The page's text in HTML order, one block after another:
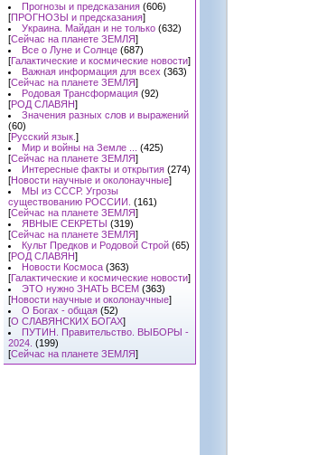
Прогнозы и предсказания (606)
[ПРОГНОЗЫ и предсказания]
Украина. Майдан и не только (632)
[Сейчас на планете ЗЕМЛЯ]
Все о Луне и Солнце (687)
[Галактические и космические новости]
Важная информация для всех (363)
[Сейчас на планете ЗЕМЛЯ]
Родовая Трансформация (92)
[РОД СЛАВЯН]
Значения разных слов и выражений
(60)
[Русский язык. ]
Мир и войны на Земле ...
(425)
[Сейчас на планете ЗЕМЛЯ]
Интересные факты и открытия (274)
[Новости научные и околонаучные]
МЫ из СССР. Угрозы
существованию РОССИИ. (161)
[Сейчас на планете ЗЕМЛЯ]
ЯВНЫЕ СЕКРЕТЫ (319)
[Сейчас на планете ЗЕМЛЯ]
Культ Предков и Родовой Строй (65)
[РОД СЛАВЯН]
Новости Космоса (363)
[Галактические и космические новости]
ЭТО нужно ЗНАТЬ ВСЕМ (363)
[Новости научные и околонаучные]
О Богах - общая (52)
[О СЛАВЯНСКИХ БОГАХ]
ПУТИН. Правительство. ВЫБОРЫ -
2024. (199)
[Сейчас на планете ЗЕМЛЯ]